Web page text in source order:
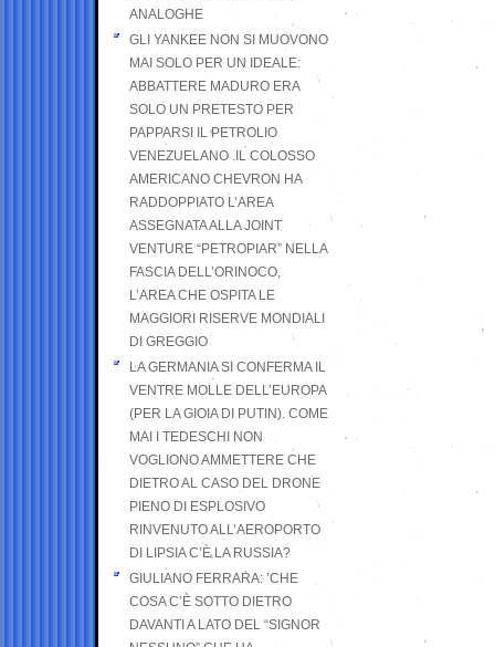
ANALOGHE
GLI YANKEE NON SI MUOVONO
MAI SOLO PER UN IDEALE:
ABBATTERE MADURO ERA
SOLO UN PRETESTO PER
PAPPARSI IL PETROLIO
VENEZUELANO .IL COLOSSO
AMERICANO CHEVRON HA
RADDOPPIATO L’AREA
ASSEGNATA ALLA JOINT
VENTURE “PETROPIAR” NELLA
FASCIA DELL’ORINOCO,
L’AREA CHE OSPITA LE
MAGGIORI RISERVE MONDIALI
DI GREGGIO
LA GERMANIA SI CONFERMA IL
VENTRE MOLLE DELL’EUROPA
(PER LA GIOIA DI PUTIN). COME
MAI I TEDESCHI NON
VOGLIONO AMMETTERE CHE
DIETRO AL CASO DEL DRONE
PIENO DI ESPLOSIVO
RINVENUTO ALL’AEROPORTO
DI LIPSIA C’È LA RUSSIA?
GIULIANO FERRARA: ’CHE
COSA C’È SOTTO DIETRO
DAVANTI A LATO DEL “SIGNOR